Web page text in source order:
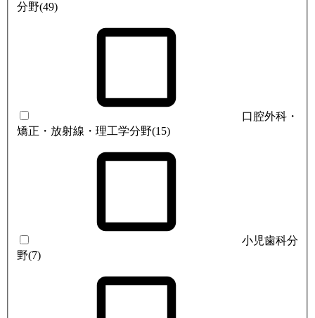
分野(49)
口腔外科・
矯正・放射線・理工学分野(15)
小児歯科分
野(7)